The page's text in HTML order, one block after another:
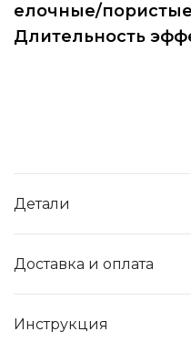
елочные/пористые
Длительность
Детали
Доставка и оплата
Инструкция